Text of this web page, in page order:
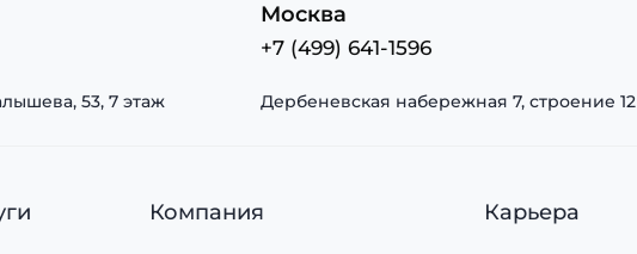
53, 7 этаж
Москва
+7 (499) 641-1596
Дербеневская набережная 7, строение 12
Компания Карьера